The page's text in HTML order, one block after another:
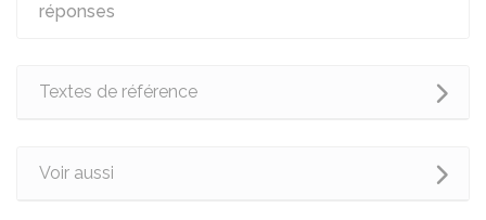
réponses
Textes de référence
Voir aussi